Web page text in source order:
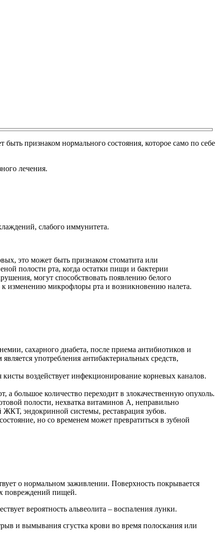
признаком нормального состояния, которое само по себе
лечения.
слабого иммунитета.
это может быть признаком стоматита или
полости рта, когда остатки пищи и бактерии
могут способствовать появлению белого
к изменению микрофлоры рта и возникновению налета.
сахарного диабета, после приема антибиотиков и
употребления антибактериальных средств,
воздействует инфекционирование корневых каналов.
а большое количество переходит в злокачественную опухоль.
полости, нехватка витаминов А, неправильно
эндокринной системы, реставрация зубов.
но со временем может превратиться в зубной
о нормальном заживлении. Поверхность покрывается
повреждений пищей.
вероятность альвеолита – воспаления лунки.
и вымывания сгустка крови во время полоскания или